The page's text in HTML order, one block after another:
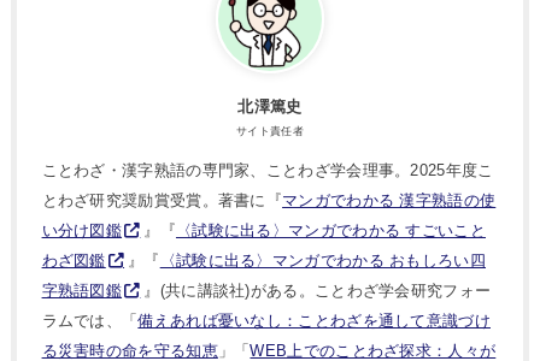
北澤篤史
サイト責任者
ことわざ・漢字熟語の専門家、ことわざ学会理事。2025年度こ
とわざ研究奨励賞受賞。著書に『マンガでわかる 漢字熟語の使
い分け図鑑
』『 〈試験に出る〉マンガでわかる すごいこと
わざ図鑑
』『
〈試験に出る〉マンガでわかる おもしろい四
字熟語図鑑
』(共に講談社)がある。ことわざ学会研究フォー
ラムでは、「備えあれば憂いなし：ことわざを通して意識づけ
る災害時の命を守る知恵」「WEB上でのことわざ探求：人々が